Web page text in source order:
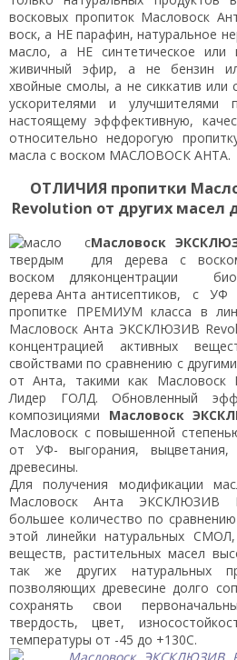
восковых пропиток Масловоск
воск, а НЕ парафин, натуральное
масло, а НЕ синтетическое или
живичный эфир, а не бензин
хвойные смолы, а не сиккатив или
ускорителями и улучшителями
настоящему эфффективную,
относительно недорогую
масла с воском МАСЛОВОСК АНТА.
ОТЛИЧИЯ пропитки
Revolution от других масел
Масловоск
для дерева с
концентрации
антисептиков, с
пропитке ПРЕМИУМ класса в
Масловоск Анта ЭКСКЛЮЗИВ
концентрацией активных
свойствами по сравнению с
от Анта, такими как Масловоск
Лидер ГОЛД. Обновленный
композициями Масловоск
Масловоск с повышенной
от УФ- выгорания, выцветания,
древесины.
Для получения модификации
Масловоск Анта ЭКСКЛЮЗИВ
большее количество по
этой линейки натуральных
веществ, растительных масел
так же других натуральных
позволяющих древесине долго
сохранять свои
твердость, цвет,
температуры от -45 до +130С.
Масловоск ЭКСКЛЮЗИВ